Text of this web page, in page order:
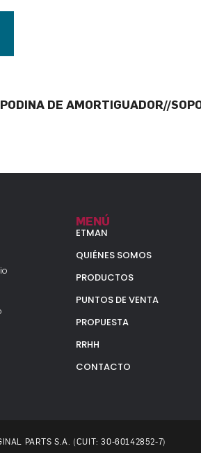
DE AMORTIGUADOR//
MENÚ
ETMAN
QUIÉNES SOMOS
PRODUCTOS
PUNTOS DE VENTA
PROPUESTA
RRHH
CONTACTO
PARTS S.A. (CUIT: 30-60142852-7)